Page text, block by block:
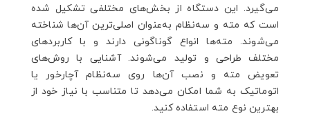
می‌گیرد. این دستگاه از بخش‌های مختلفی تشکیل شده
است که مته و سه‌نظام به‌عنوان اصلی‌ترین آن‌ها شناخته
می‌شوند. مته‌ها انواع گوناگونی دارند و با کاربردهای
مختلف طراحی و تولید می‌شوند. آشنایی با روش‌های
تعویض مته و نصب آن‌ها روی سه‌نظام آچارخور یا
اتوماتیک به شما امکان می‌دهد تا متناسب با نیاز خود از
بهترین نوع مته استفاده کنید.